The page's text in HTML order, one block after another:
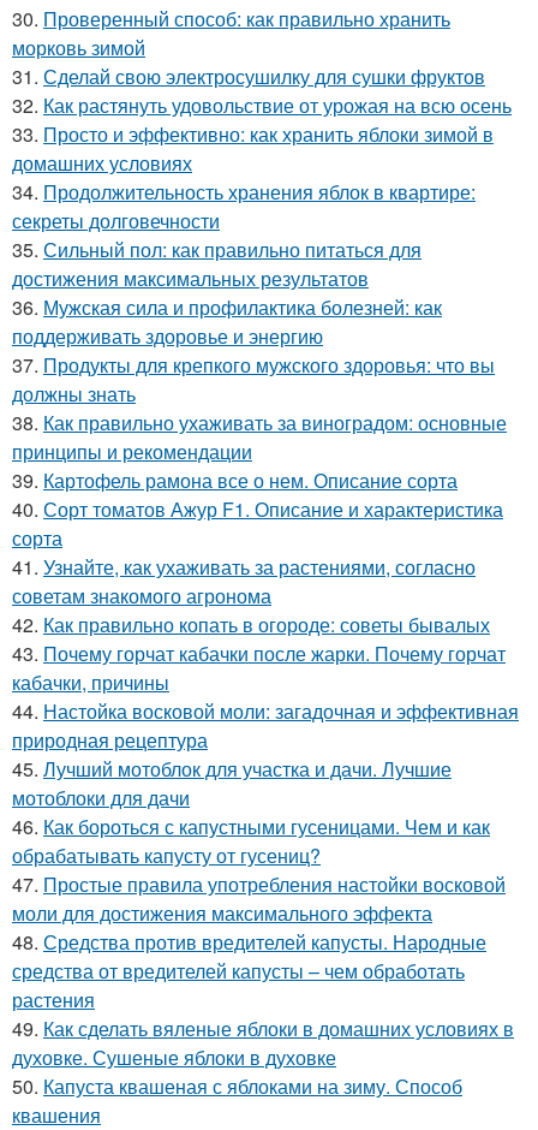
30. Проверенный способ: как правильно хранить
морковь зимой
31. Сделай свою электросушилку для сушки фруктов
32. Как растянуть удовольствие от урожая на всю осень
33. Просто и эффективно: как хранить яблоки зимой в
домашних условиях
34. Продолжительность хранения яблок в квартире:
секреты долговечности
35. Сильный пол: как правильно питаться для
достижения максимальных результатов
36. Мужская сила и профилактика болезней: как
поддерживать здоровье и энергию
37. Продукты для крепкого мужского здоровья: что вы
должны знать
38. Как правильно ухаживать за виноградом: основные
принципы и рекомендации
39. Картофель рамона все о нем. Описание сорта
40. Сорт томатов Ажур F1. Описание и характеристика
сорта
41. Узнайте, как ухаживать за растениями, согласно
советам знакомого агронома
42. Как правильно копать в огороде: советы бывалых
43. Почему горчат кабачки после жарки. Почему горчат
кабачки, причины
44. Настойка восковой моли: загадочная и эффективная
природная рецептура
45. Лучший мотоблок для участка и дачи. Лучшие
мотоблоки для дачи
46. Как бороться с капустными гусеницами. Чем и как
обрабатывать капусту от гусениц?
47. Простые правила употребления настойки восковой
моли для достижения максимального эффекта
48. Средства против вредителей капусты. Народные
средства от вредителей капусты – чем обработать
растения
49. Как сделать вяленые яблоки в домашних условиях в
духовке. Сушеные яблоки в духовке
50. Капуста квашеная с яблоками на зиму. Способ
квашения